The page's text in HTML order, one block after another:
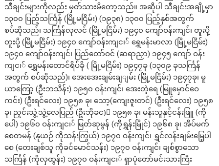
သီချင်းများကိုလည်း မှတ်သားမိတော့သည်။ အဆိုပါ သီချင်းအချို့မှာ
၁၃၀၀ ပြည့်သင်္ကြန် (မြို့မငြိမ်း) (၁၉၃၈) ၁၃၀၀ ပြည့်နှစ်အတွက်
စပ်ဆိုသည်၊ သင်္ကြန်လုလင် (မြို့မငြိမ်း) ၁၉၄၀ ကျော်ဝန်းကျင်၊ တူးပို့
တူးပို့ (မြို့မငြိမ်း) ၁၉၄၀ ကျော်ဝန်းကျင၊် ရွှေမန်းမာလာ (မြို့မငြိမ်း)
၁၉၄၀ ကျော်ဝန်းကျင်၊ ပြည်တော်ဝင် (ဆရာညှာ) ၁၉၄၅ ကျော် ဝန်း
ကျင၊် ရွှေမန်းတောင်ရိပ်ခို ( မြို့မငြိမ်း) ၁၉၄၇ခု (၁၃၀၉ ခုသင်္ကြန်
အတွက် စပ်ဆိုသည်)၊ အေးအေးချမ်းချျမ်း (မြို့မငြိမ်း) ၁၉၄၇ခု၊ မူ
ယာကြော့ (ဦးဘသိန်း) ၁၉၅၀ ဝန်းကျင်၊ အေးတဲ့ရေ (မြူမှောင်ဝေ
ကင်း) (ဦးရင်လေး) ၁၉၅၈ ခု၊ သော့(ကျေးဇူးတင်) (ဦးရင်လေး) ၁၉၅၈
ခု၊ ညှင်းသွဲ့သွဲ့လေပြည် (ဦးဘိုခင)် ၁၉၅၈ ခု၊ မန်းသူနှင့်ငန်းဖြူ (ကို
ပေါ) ၁၉၆၀ ဝန်းကျင၊် မြတ်ဆုမွန် (ကိုရွှန်းမြိုင်) ၁၉၆၈ ခု၊ အိပ်မက်
စေတမန် (နုယဉ် ကိုသန်းကြွယ်) ၁၉၇၀ ဝန်းကျင်၊ ရွှင်လန်းချမ်းမြေ့ပါ
စေ (တေးချစ်သူ ကိုခင်မောင်သန်း) ၁၉၇၀ ဝန်းကျင်၊ ချစ်စွာသော
သင်္ကြန် (ကိုလှထွန်း) ၁၉၇၀ ဝန်းကျင၊် ရှာပုံတော်မင်းသားကြီး